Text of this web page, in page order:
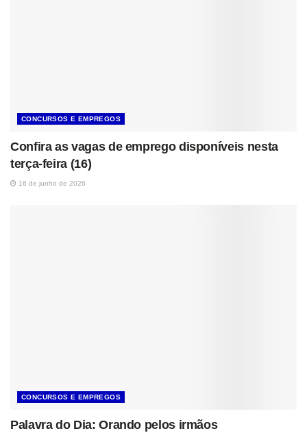
CONCURSOS E EMPREGOS
Confira as vagas de emprego disponíveis nesta
terça-feira (16)
16 de junho de 2026
CONCURSOS E EMPREGOS
Palavra do Dia: Orando pelos irmãos